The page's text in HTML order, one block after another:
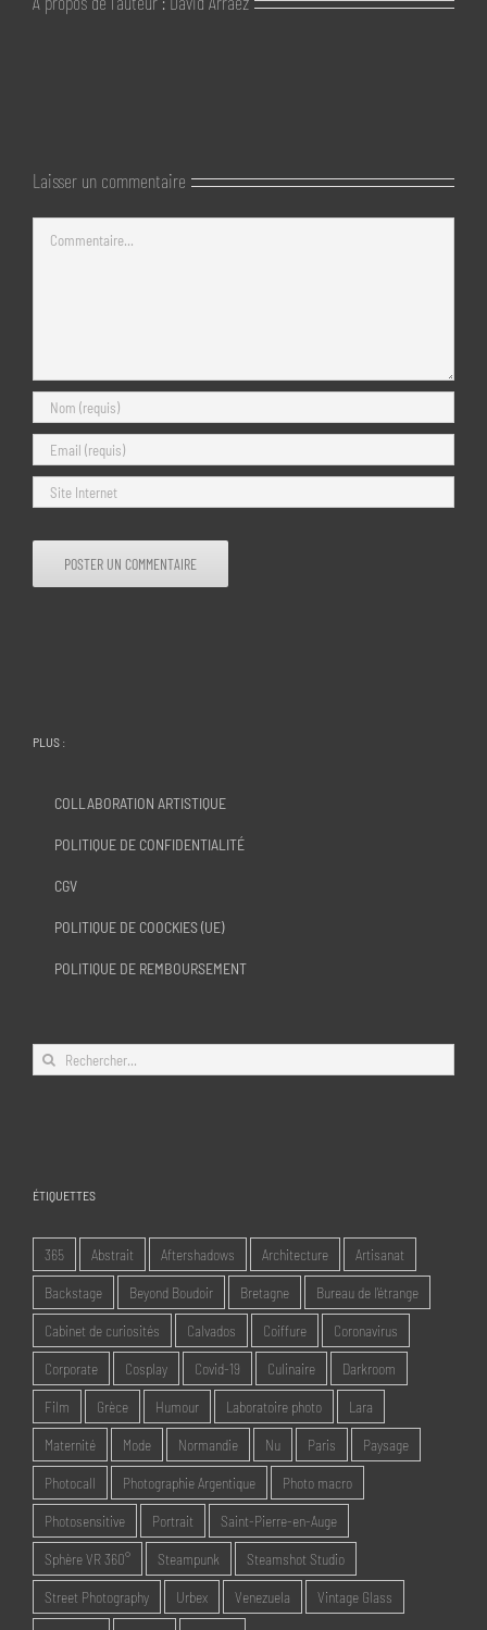
Laisser un commentaire
PLUS :
COLLABORATION ARTISTIQUE
POLITIQUE DE CONFIDENTIALITÉ
CGV
POLITIQUE DE COOCKIES (UE)
POLITIQUE DE REMBOURSEMENT
Rechercher:
ÉTIQUETTES
365 Abstrait Aftershadows Architecture Artisanat
Backstage Beyond Boudoir Bretagne Bureau de l'étrange
Cabinet de curiosités Calvados Coiffure Coronavirus
Corporate Cosplay Covid-19 Culinaire Darkroom
Film Grèce Humour Laboratoire photo Lara
Maternité Mode Normandie Nu Paris Paysage
Photocall Photographie Argentique Photo macro
Photosensitive Portrait Saint-Pierre-en-Auge
Sphère VR 360° Steampunk Steamshot Studio
Street Photography Urbex Venezuela Vintage Glass